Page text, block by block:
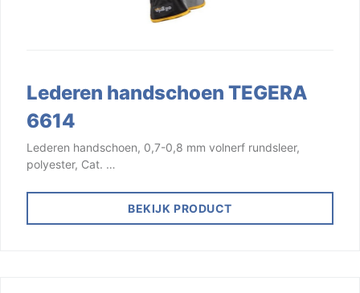
Lederen handschoen TEGERA
6614
Lederen handschoen, 0,7-0,8 mm volnerf rundsleer,
polyester, Cat. …
BEKIJK PRODUCT